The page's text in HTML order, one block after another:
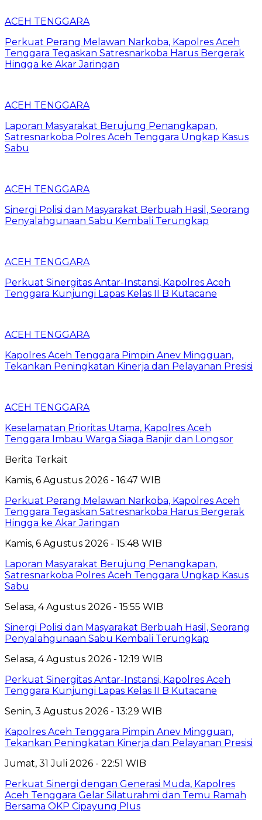
ACEH TENGGARA
Perkuat Perang Melawan Narkoba, Kapolres Aceh
Tenggara Tegaskan Satresnarkoba Harus Bergerak
Hingga ke Akar Jaringan
ACEH TENGGARA
Laporan Masyarakat Berujung Penangkapan,
Satresnarkoba Polres Aceh Tenggara Ungkap Kasus
Sabu
ACEH TENGGARA
Sinergi Polisi dan Masyarakat Berbuah Hasil, Seorang
Penyalahgunaan Sabu Kembali Terungkap
ACEH TENGGARA
Perkuat Sinergitas Antar-Instansi, Kapolres Aceh
Tenggara Kunjungi Lapas Kelas II B Kutacane
ACEH TENGGARA
Kapolres Aceh Tenggara Pimpin Anev Mingguan,
Tekankan Peningkatan Kinerja dan Pelayanan Presisi
ACEH TENGGARA
Keselamatan Prioritas Utama, Kapolres Aceh
Tenggara Imbau Warga Siaga Banjir dan Longsor
Berita Terkait
Kamis, 6 Agustus 2026 - 16:47 WIB
Perkuat Perang Melawan Narkoba, Kapolres Aceh
Tenggara Tegaskan Satresnarkoba Harus Bergerak
Hingga ke Akar Jaringan
Kamis, 6 Agustus 2026 - 15:48 WIB
Laporan Masyarakat Berujung Penangkapan,
Satresnarkoba Polres Aceh Tenggara Ungkap Kasus
Sabu
Selasa, 4 Agustus 2026 - 15:55 WIB
Sinergi Polisi dan Masyarakat Berbuah Hasil, Seorang
Penyalahgunaan Sabu Kembali Terungkap
Selasa, 4 Agustus 2026 - 12:19 WIB
Perkuat Sinergitas Antar-Instansi, Kapolres Aceh
Tenggara Kunjungi Lapas Kelas II B Kutacane
Senin, 3 Agustus 2026 - 13:29 WIB
Kapolres Aceh Tenggara Pimpin Anev Mingguan,
Tekankan Peningkatan Kinerja dan Pelayanan Presisi
Jumat, 31 Juli 2026 - 22:51 WIB
Perkuat Sinergi dengan Generasi Muda, Kapolres
Aceh Tenggara Gelar Silaturahmi dan Temu Ramah
Bersama OKP Cipayung Plus